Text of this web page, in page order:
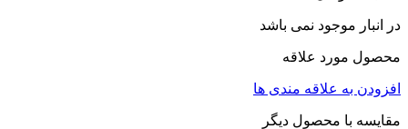
در انبار موجود نمی باشد
محصول مورد علاقه
افزودن به علاقه مندی ها
مقایسه با محصول دیگر